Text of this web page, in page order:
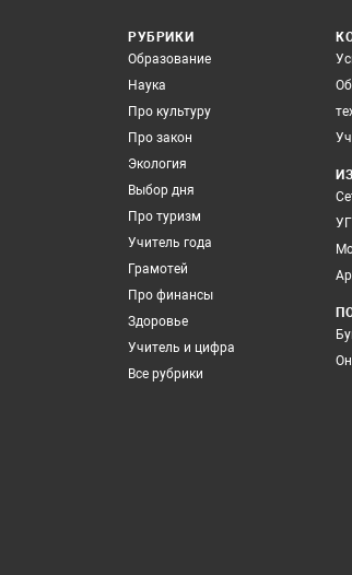
РУБРИКИ
Образование
Наука
Про культуру
Про закон
Экология
Выбор дня
Про туризм
Учитель года
Грамотей
Про финансы
Здоровье
Учитель и цифра
Все рубрики